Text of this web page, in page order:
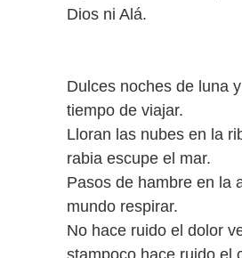
Dios ni Alá.
Dulces noches de luna
tiempo de viajar.
Lloran las nubes en la
rabia escupe el mar.
Pasos de hambre en la
mundo respirar.
No hace ruido el dolor
stampoco hace ruido el